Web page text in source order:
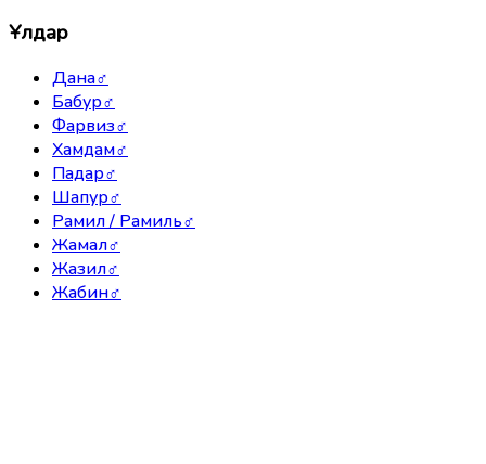
Ұлдар
Дана♂
Бабур♂
Фарвиз♂
Хамдам♂
Падар♂
Шапур♂
Рамил / Рамиль♂
Жамал♂
Жазил♂
Жабин♂